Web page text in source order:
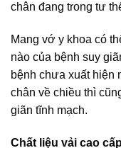
chân đang trong tư
Mang vớ y khoa có
nào của bệnh suy
bệnh chưa xuất hiện
chân về chiều thì
giãn tĩnh mạch.
Chất liệu vải cao